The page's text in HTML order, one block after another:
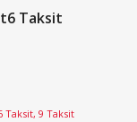
6 Taksit
Taksit, 9 Taksit